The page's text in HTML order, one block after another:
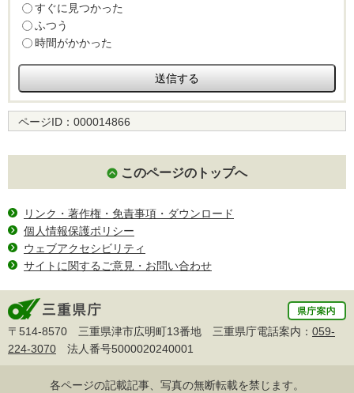
すぐに見つかった
ふつう
時間がかかった
ページID： 000014866
このページのトップへ
リンク・著作権・免責事項・ダウンロード
個人情報保護ポリシー
ウェブアクセシビリティ
サイトに関するご意見・お問い合わせ
〒514-8570 三重県津市広明町13番地 三重県庁電話案内： 059-
224-3070 法人番号5000020240001
各ページの記載記事、写真の無断転載を禁じます。